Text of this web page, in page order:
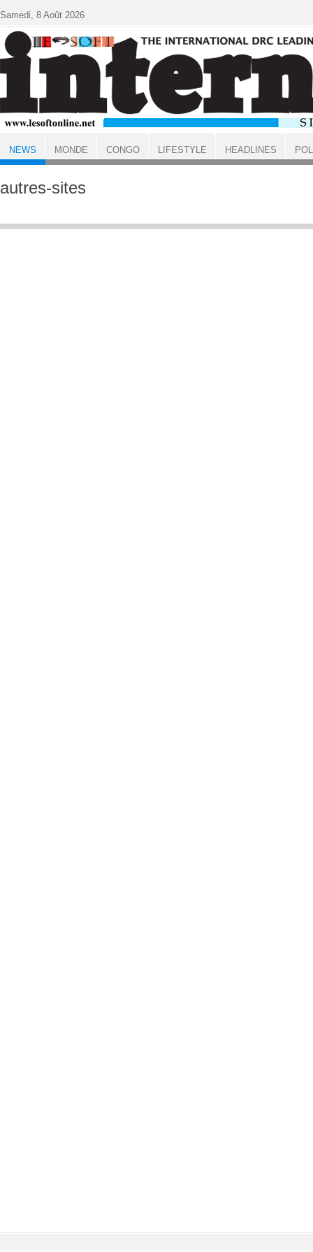
ACCUEIL NEWS
autres-sites
Samedi, 8 Août 2026
NEWS MONDE CONGO LIFESTYLE HEADLINES